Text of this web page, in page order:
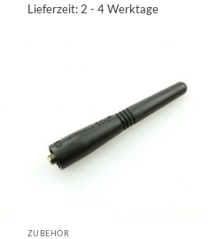
Lieferzeit:2 - 4 Werktage
ZUBEHÖR